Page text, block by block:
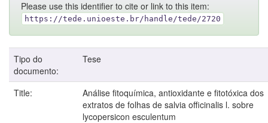
Please use this identifier to cite or link to this item:
https://tede.unioeste.br/handle/tede/2720
Tipo do
documento:
Tese
Title:
Análise fitoquímica, antioxidante e fitotóxica dos
extratos de folhas de salvia officinalis l. sobre
lycopersicon esculentum